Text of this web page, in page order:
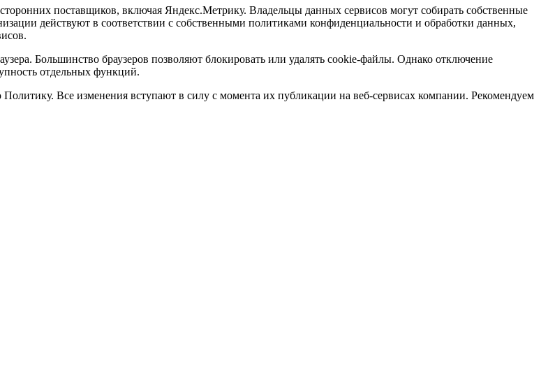
поставщиков, включая Яндекс.Метрику. Владельцы данных сервисов могут собирать собственные
действуют в соответствии с собственными политиками конфиденциальности и обработки данных,
Большинство браузеров позволяют блокировать или удалять cookie-файлы. Однако отключение
отдельных функций.
Все изменения вступают в силу с момента их публикации на веб-сервисах компании. Рекомендуем